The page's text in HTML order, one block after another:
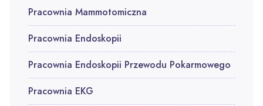
Pracownia Mammotomiczna
Pracownia Endoskopii
Pracownia Endoskopii Przewodu Pokarmowego
Pracownia EKG